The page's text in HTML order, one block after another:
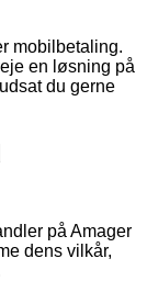
mobilbetaling.
en løsning på
du gerne
på Amager
dens vilkår,